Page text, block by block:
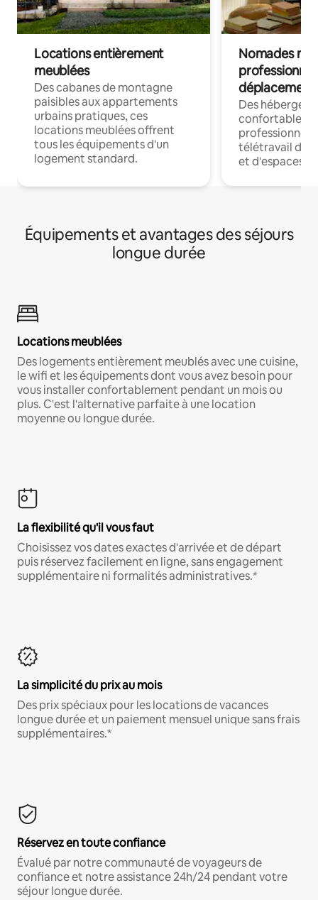
Locations entièrement
meublées
Des cabanes de montagne
paisibles aux appartements
urbains pratiques, ces
locations meublées offrent
tous les équipements d'un
logement standard.
Nomades
déplacement
Des
confortables
professionnels
télétravail
et d'espaces
Équipements et avantages des séjours
longue durée
Locations meublées
Des logements entièrement meublés avec une cuisine,
le wifi et les équipements dont vous avez besoin pour
vous installer confortablement pendant un mois ou
plus. C'est l'alternative parfaite à une location
moyenne ou longue durée.
La flexibilité qu'il vous faut
Choisissez vos dates exactes d'arrivée et de départ
puis réservez facilement en ligne, sans engagement
supplémentaire ni formalités administratives.*
La simplicité du prix au mois
Des prix spéciaux pour les locations de vacances
longue durée et un paiement mensuel unique sans frais
supplémentaires.*
Réservez en toute confiance
Évalué par notre communauté de voyageurs de
confiance et notre assistance 24h/24 pendant votre
séjour longue durée.